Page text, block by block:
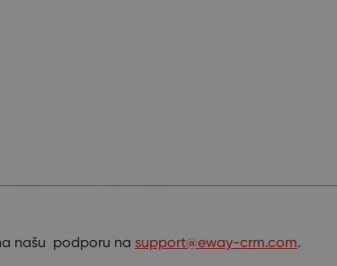
našu podporu na support@eway-crm.com.